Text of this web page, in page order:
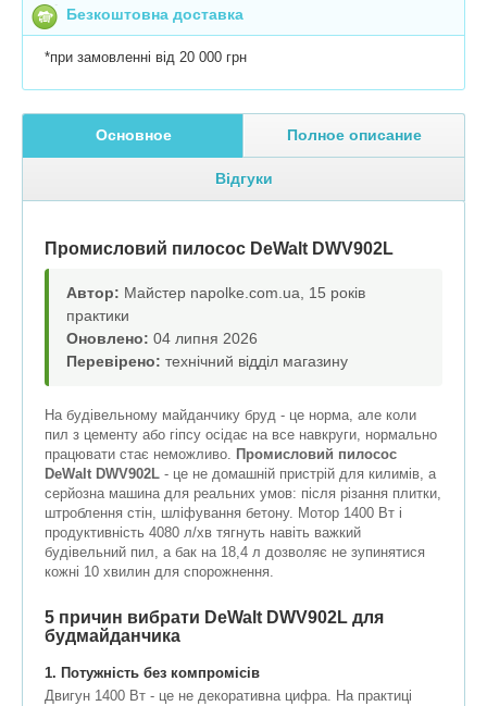
Безкоштовна доставка
*при замовленні від 20 000 грн
Основное Полное описание
Відгуки
Промисловий пилосос DeWalt DWV902L
Автор: Майстер napolke.com.ua, 15 років
практики
Оновлено: 04 липня 2026
Перевірено: технічний відділ магазину
На будівельному майданчику бруд - це норма, але коли
пил з цементу або гіпсу осідає на все навкруги, нормально
працювати стає неможливо. Промисловий пилосос
DeWalt DWV902L - це не домашній пристрій для килимів, а
серйозна машина для реальних умов: після різання плитки,
штроблення стін, шліфування бетону. Мотор 1400 Вт і
продуктивність 4080 л/хв тягнуть навіть важкий
будівельний пил, а бак на 18,4 л дозволяє не зупинятися
кожні 10 хвилин для спорожнення.
5 причин вибрати DeWalt DWV902L для
будмайданчика
1. Потужність без компромісів
Двигун 1400 Вт - це не декоративна цифра. На практиці